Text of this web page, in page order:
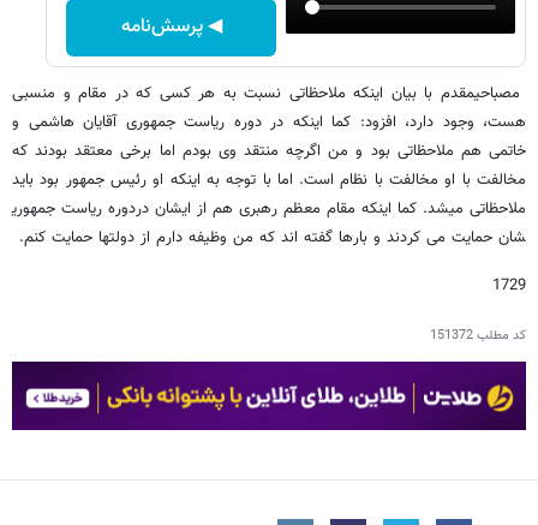
◀ پرسش‌نامه
مصباحی​مقدم با بیان اینکه ملاحظاتی نسبت به هر کسی که در مقام و منسبی
هست، وجود دارد، افزود: کما اینکه در دوره ریاست جمهوری آقایان هاشمی و
خاتمی هم ملاحظاتی بود و من اگرچه منتقد وی بودم اما برخی معتقد بودند که
مخالفت با او مخالفت با نظام است. اما با توجه به اینکه او رئیس جمهور بود باید
ملاحظاتی می​شد. کما اینکه مقام معظم رهبری هم از ایشان دردوره ریاست جمهوری​
شان حمایت می کردند و بارها گفته اند که من وظیفه دارم از دولتها حمایت کنم.
1729
کد مطلب151372